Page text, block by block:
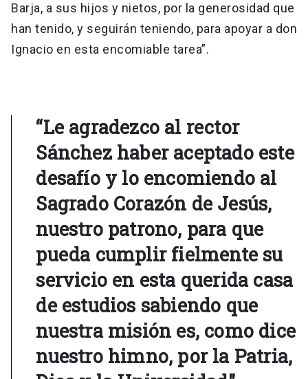
Barja, a sus hijos y nietos, por la generosidad que
han tenido, y seguirán teniendo, para apoyar a don
Ignacio en esta encomiable tarea”.
“Le agradezco al rector
Sánchez haber aceptado este
desafío y lo encomiendo al
Sagrado Corazón de Jesús,
nuestro patrono, para que
pueda cumplir fielmente su
servicio en esta querida casa
de estudios sabiendo que
nuestra misión es, como dice
nuestro himno, por la Patria,